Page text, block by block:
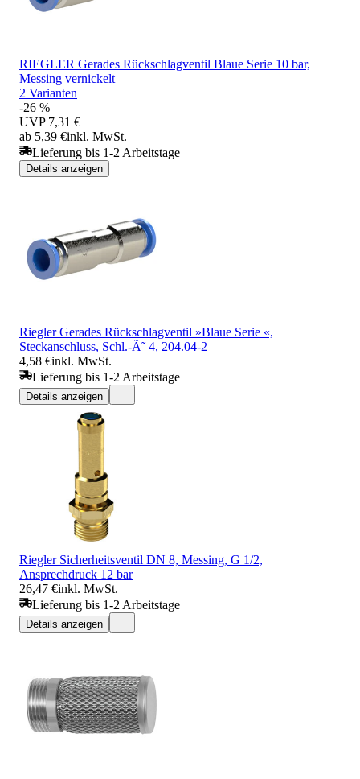
RIEGLER Gerades Rückschlagventil Blaue Serie 10 bar,
Messing vernickelt
2 Varianten
-26 %
UVP 7,31 €
ab 5,39 €inkl. MwSt.
Lieferung bis 1-2 Arbeitstage
Details anzeigen
Riegler Gerades Rückschlagventil »Blaue Serie «,
Steckanschluss, Schl.-Ã˜ 4, 204.04-2
4,58 €inkl. MwSt.
Lieferung bis 1-2 Arbeitstage
Details anzeigen
Riegler Sicherheitsventil DN 8, Messing, G 1/2,
Ansprechdruck 12 bar
26,47 €inkl. MwSt.
Lieferung bis 1-2 Arbeitstage
Details anzeigen